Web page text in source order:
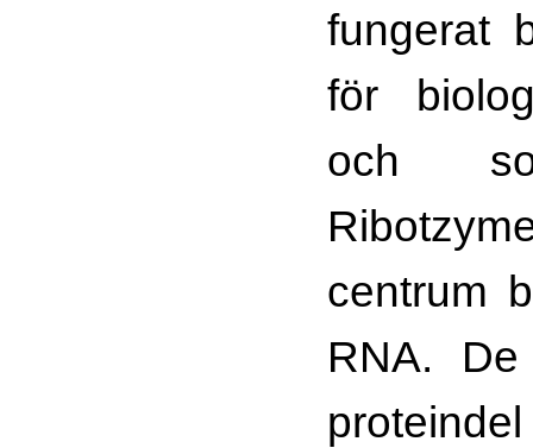
fungerat
för
och
centrum
RNA.